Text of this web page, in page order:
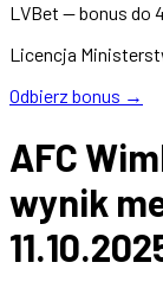
LVBet — bonus do
Licencja
Odbierz bonus →
AFC
wynik